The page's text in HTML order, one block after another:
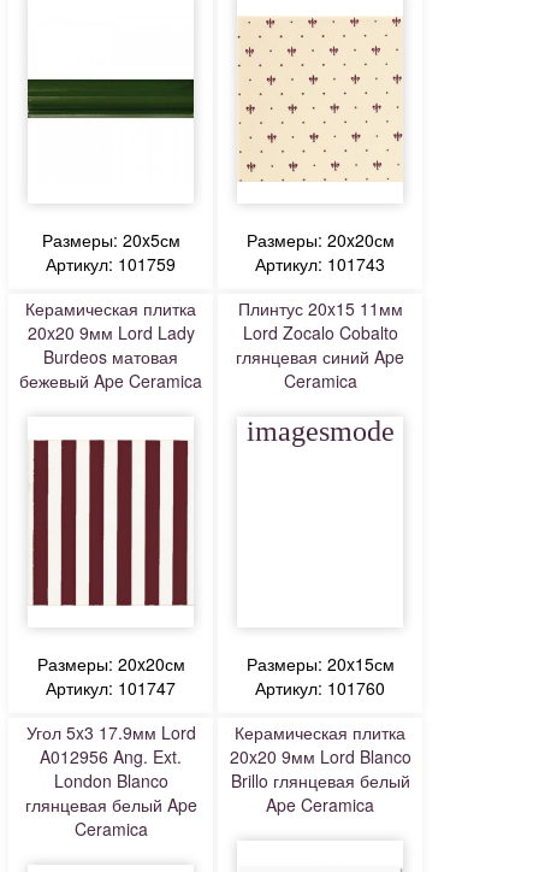
Размеры: 20x5см
Артикул: 101759
Размеры: 20x20см
Артикул: 101743
Керамическая плитка
20x20 9мм Lord Lady
Burdeos матовая
бежевый Ape Ceramica
Размеры: 20x20см
Артикул: 101747
Плинтус 20x15 11мм
Lord Zocalo Cobalto
глянцевая синий Ape
Ceramica
imagesmode
Размеры: 20x15см
Артикул: 101760
Угол 5x3 17.9мм Lord
A012956 Ang. Ext.
London Blanco
глянцевая белый Ape
Ceramica
Керамическая плитка
20x20 9мм Lord Blanco
Brillo глянцевая белый
Ape Ceramica